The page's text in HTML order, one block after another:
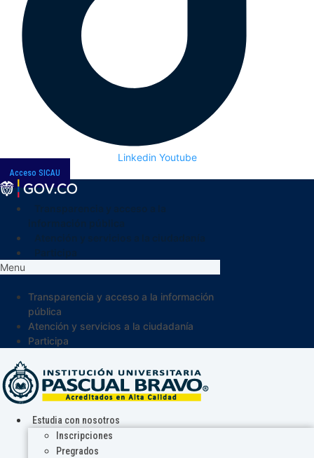
Linkedin Youtube
Acceso SICAU
Menu
Transparencia y acceso a la información
pública
Atención y servicios a la ciudadanía
Participa
Estudia con nosotros
Inscripciones
Pregrados